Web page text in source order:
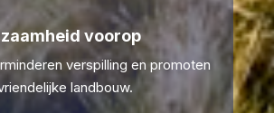
voorop
verspilling en promoten
landbouw.